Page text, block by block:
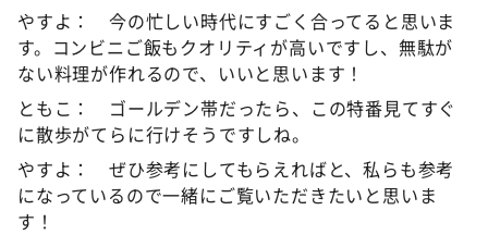
やすよ： 今の忙しい時代にすごく合ってると思いま
す。コンビニご飯もクオリティが高いですし、無駄が
ない料理が作れるので、いいと思います！
ともこ： ゴールデン帯だったら、この特番見てすぐ
に散歩がてらに行けそうですしね。
やすよ： ぜひ参考にしてもらえればと、私らも参考
になっているので一緒にご覧いただきたいと思いま
す！